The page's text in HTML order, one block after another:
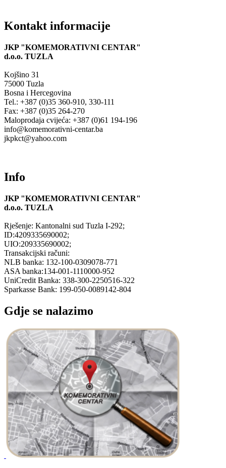
Kontakt informacije
JKP "KOMEMORATIVNI CENTAR"
d.o.o. TUZLA
Kojšino 31
75000 Tuzla
Bosna i Hercegovina
Tel.: +387 (0)35 360-910, 330-111
Fax: +387 (0)35 264-270
Maloprodaja cvijeća: +387 (0)61 194-196
info@komemorativni-centar.ba
jkpkct@yahoo.com
Info
JKP "KOMEMORATIVNI CENTAR"
d.o.o. TUZLA
Rješenje: Kantonalni sud Tuzla I-292;
ID:4209335690002;
UIO:209335690002;
Transakcijski računi:
NLB banka: 132-100-0309078-771
ASA banka:134-001-1110000-952
UniCredit Banka: 338-300-2250516-322
Sparkasse Bank: 199-050-0089142-804
Gdje se nalazimo